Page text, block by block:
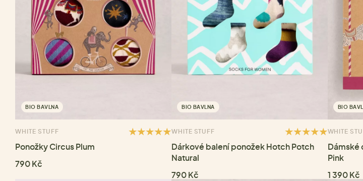
BIO BAVLNA
WHITE STUFF
Ponožky Circus Plum
790 Kč
BIO BAVLNA
WHITE STUFF
Dárkové balení ponožek Hotch Potch
Natural
790 Kč
BIO
WHITE
Dámské
Pink
1 390 Kč